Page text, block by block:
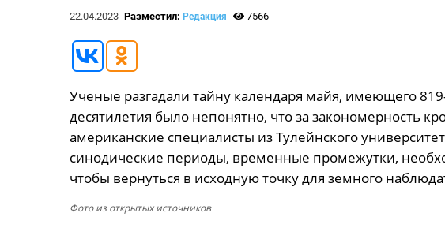
22.04.2023 Разместил: Редакция 7566
Ученые разгадали тайну календаря майя, имеющего
десятилетия было непонятно, что за закономерность
американские специалисты из Тулейнского
синодические периоды, временные промежутки,
чтобы вернуться в исходную точку для земного
Фото из открытых источников